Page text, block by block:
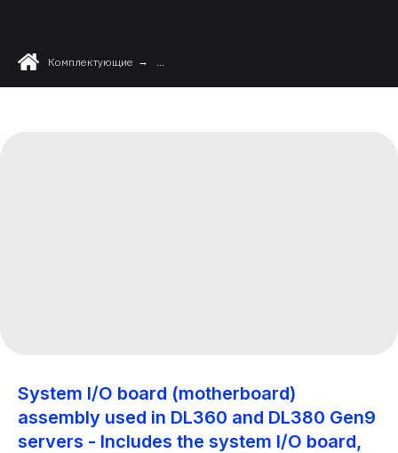
Комплектующие → ...
System I/O board (motherboard)
assembly used in DL360 and DL380 Gen9
servers - Includes the system I/O board,